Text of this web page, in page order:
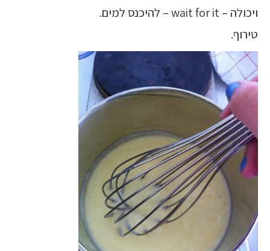
ויכולה – wait for it – להיכנס למים.
טירוף.